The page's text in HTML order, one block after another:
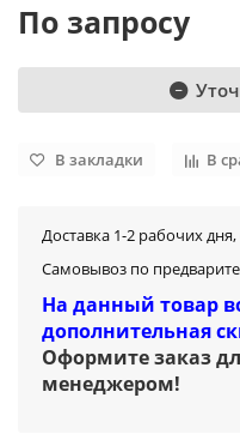
По запросу
В закладки В
Доставка 1-2 рабочих дня,
Самовывоз по
На данный товар
дополнительная
Оформите заказ
менеджером!